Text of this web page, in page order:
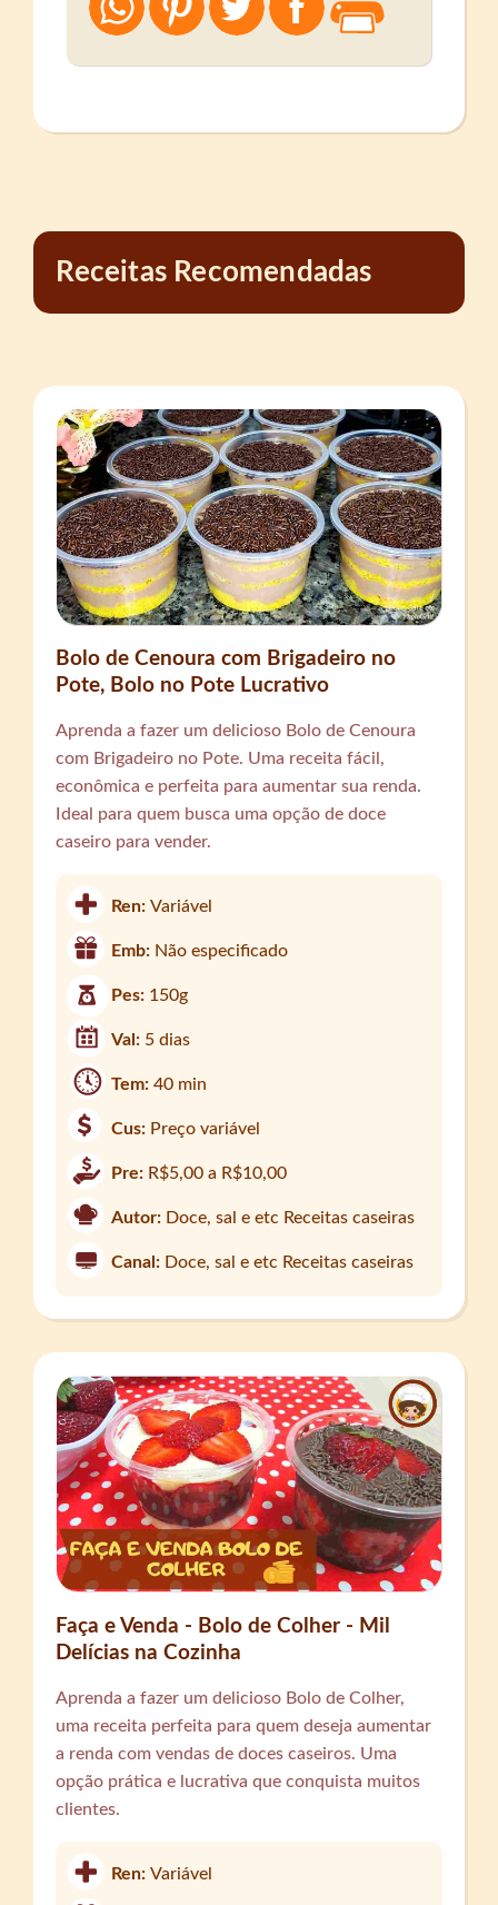
Receitas Recomendadas
Bolo de Cenoura com Brigadeiro no
Pote, Bolo no Pote Lucrativo
Aprenda a fazer um delicioso Bolo de Cenoura
com Brigadeiro no Pote. Uma receita fácil,
econômica e perfeita para aumentar sua renda.
Ideal para quem busca uma opção de doce
caseiro para vender.
Ren:Variável
Emb: Não especificado
Pes: 150g
Val: 5 dias
Tem:40 min
Cus: Preço variável
Pre: R$5,00 a R$10,00
Autor: Doce, sal e etc Receitas caseiras
Canal: Doce, sal e etc Receitas caseiras
Faça e Venda - Bolo de Colher - Mil
Delícias na Cozinha
Aprenda a fazer um delicioso Bolo de Colher,
uma receita perfeita para quem deseja aumentar
a renda com vendas de doces caseiros. Uma
opção prática e lucrativa que conquista muitos
clientes.
Ren:Variável